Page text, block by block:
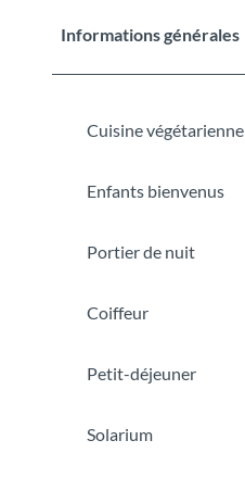
Informations générales
Cuisine végétarienne
Enfants bienvenus
Portier de nuit
Coiffeur
Petit-déjeuner
Solarium